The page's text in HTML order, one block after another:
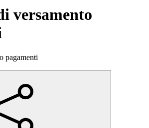
versamento
pagamenti